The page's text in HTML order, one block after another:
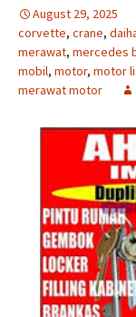
August 29, 2025
corvette, crane,
merawat, mercedes
mobil, motor, motor
merawat motor